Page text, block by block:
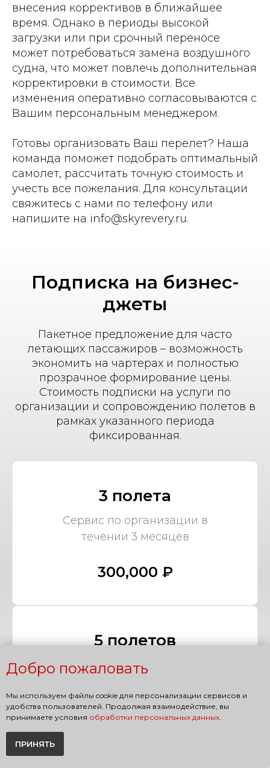
внесения коррективов в ближайшее
время. Однако в периоды высокой
загрузки или при срочный переносе
может потребоваться замена воздушного
судна, что может повлечь дополнительная
корректировки в стоимости. Все
изменения оперативно согласовываются с
Вашим персональным менеджером.
Готовы организовать Ваш перелет? Наша
команда поможет подобрать оптимальный
самолет, рассчитать точную стоимость и
учесть все пожелания. Для консультации
свяжитесь с нами по телефону или
напишите на info@skyrevery.ru.
Подписка на бизнес-
джеты
Пакетное предложение для часто
летающих пассажиров – возможность
экономить на чартерах и полностью
прозрачное формирование цены.
Стоимость подписки на услуги по
организации и сопровождению полетов в
рамках указанного периода
фиксированная.
3 полета
Сервис по организации в
течении 3 месяцев
300,000 ₽
5 полетов
Сервис по организации в
400,000 ₽
Добро пожаловать
Мы используем файлы cookie для персонализации сервисов и
удобства пользователей. Продолжая взаимодействие, вы
принимаете условия обработки персональных данных.
ПРИНЯТЬ